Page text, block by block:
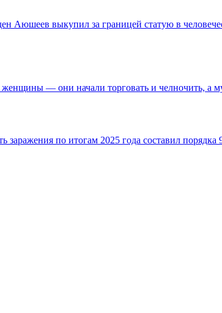
Аюшеев выкупил за границей статую в
женщины — они начали торговать и челночить, а
по итогам 2025 года составил порядка